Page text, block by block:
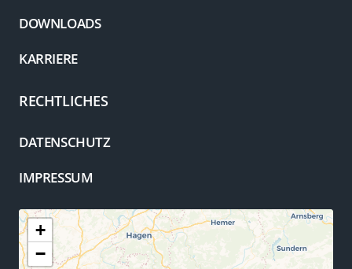
DOWNLOADS
KARRIERE
RECHTLICHES
DATENSCHUTZ
IMPRESSUM
+
−